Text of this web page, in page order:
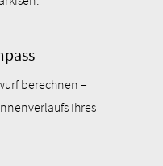
berechnen –
Ihres